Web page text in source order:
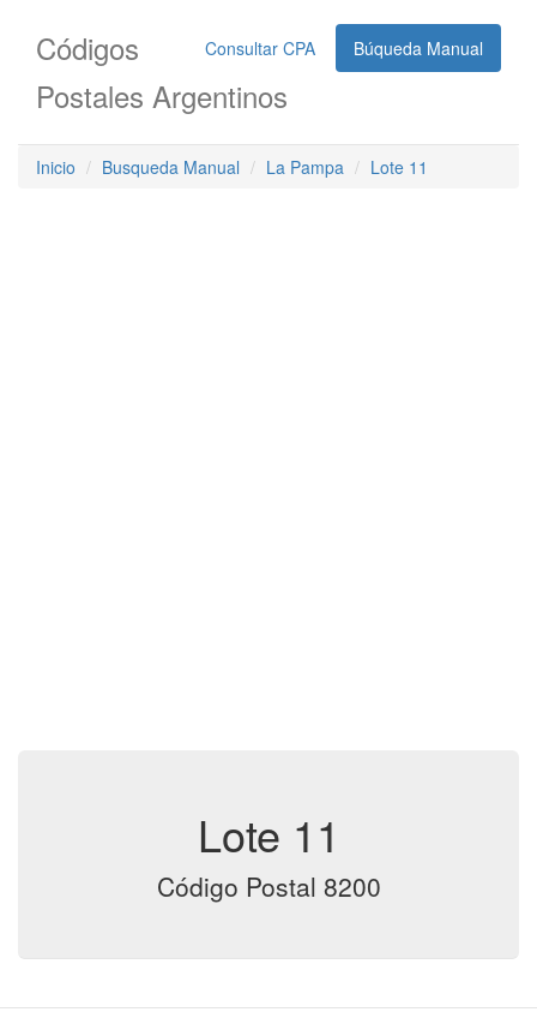
Consultar CPA Búqueda Manual
Códigos
Postales Argentinos
Inicio Busqueda Manual La Pampa Lote 11
Lote 11
Código Postal 8200